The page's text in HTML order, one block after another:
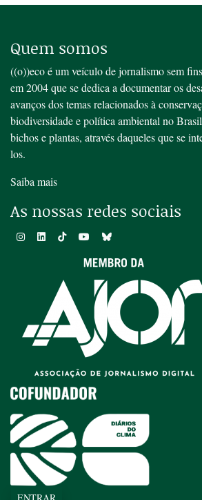
Quem somos
((o))eco é um veículo de jornalismo sem
em 2004 que se dedica a documentar os
avanços dos temas relacionados à
biodiversidade e política ambiental no
bichos e plantas, através daqueles que se
los.
Saiba mais
As nossas redes sociais